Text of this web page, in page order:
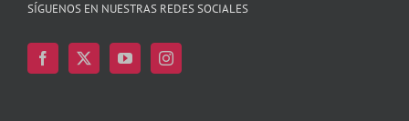
SÍGUENOS EN NUESTRAS REDES SOCIALES